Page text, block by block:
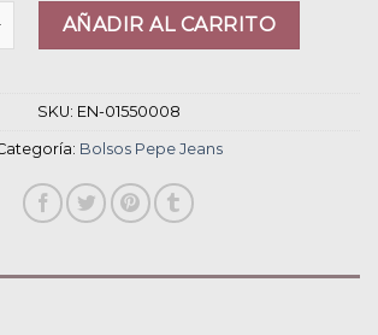
jeans cantidad
AÑADIR AL CARRITO
SKU: EN-01550008
Bolsos Pepe Jeans